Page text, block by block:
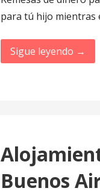
para tú hijo mientras
Sigue leyendo →
Buenos